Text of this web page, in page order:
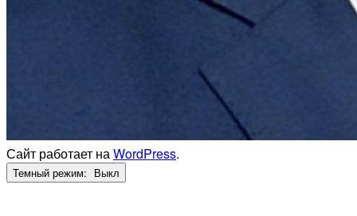
Сайт работает наWordPress.
Темный режим: